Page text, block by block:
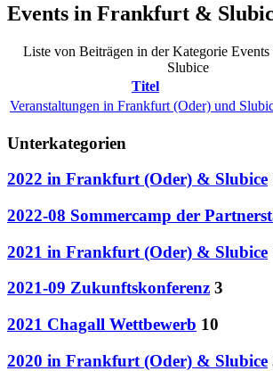
Events in Frankfurt &
Liste von Beiträgen in der Kategorie
Slubice
Titel
Veranstaltungen in Frankfurt (Oder) und
Unterkategorien
2022 in Frankfurt (Oder) & Slubice
2022-08 Sommercamp der
2021 in Frankfurt (Oder) & Slubice
2021-09 Zukunftskonferenz 3
2021 Chagall Wettbewerb 10
2020 in Frankfurt (Oder) & Slubice